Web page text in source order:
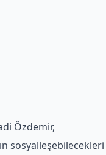
Özdemir,
sosyalleşebilecekleri